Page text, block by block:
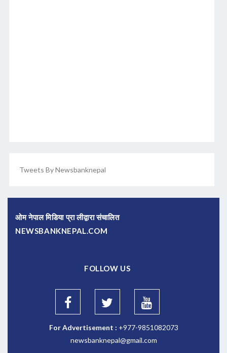
Tweets By Newsbanknepal
ओम नेपाल मिडिया प्रा लीद्वारा संचालित
NEWSBANKNEPAL.COM
FOLLOW US
For Advertisement : +977-9851082073
newsbanknepal@gmail.com